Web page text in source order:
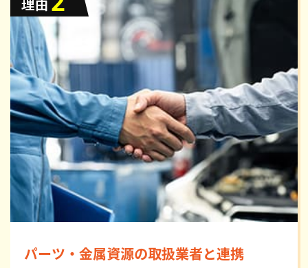
パーツ・金属資源の取扱業者と連携